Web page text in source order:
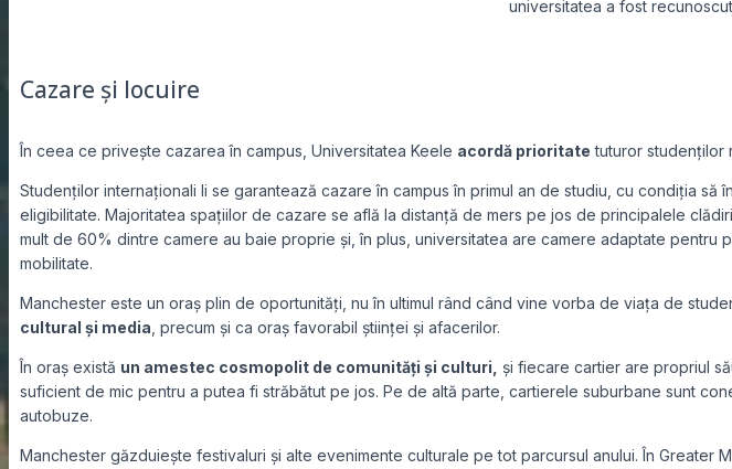
universitatea a fost
Cazare și locuire
În ceea ce privește cazarea în campus, Universitatea Keele acordă prioritate tuturor studenților
Studenților internaționali li se garantează cazare în campus în primul an de studiu, cu condiția să
eligibilitate. Majoritatea spațiilor de cazare se află la distanță de mers pe jos de principalele
mult de 60% dintre camere au baie proprie și, în plus, universitatea are camere adaptate pentru
mobilitate.
Manchester este un oraș plin de oportunități, nu în ultimul rând când vine vorba de viața de
cultural și media precum și ca oraș favorabil științei și afacerilor.
În oraș există un amestec cosmopolit de comunități și culturi,
și fiecare cartier are propriul
suficient de mic pentru a putea fi străbătut pe jos. Pe de altă parte, cartierele suburbane sunt
autobuze.
Manchester găzduiește festivaluri și alte evenimente culturale pe tot parcursul anului. În Greater